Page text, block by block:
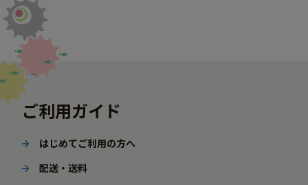
ご利用ガイド
はじめてご利用の方へ
配送・送料